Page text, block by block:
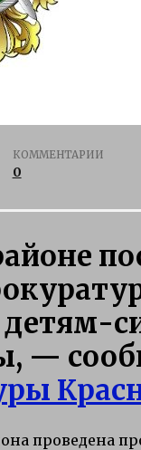
КОММЕНТАРИИ
0
—
проведена